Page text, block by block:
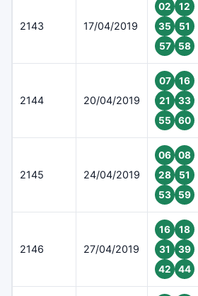
2143 17/04/2019
02
12
35
51
57
58
2144 20/04/2019
07
16
21
33
55
60
2145 24/04/2019
06
08
28
51
53
59
2146 27/04/2019
16
18
31
39
42
44